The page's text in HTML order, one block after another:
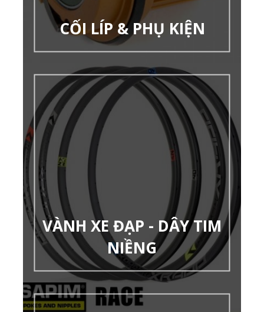
CỐI LÍP & PHỤ KIỆN
VÀNH XE ĐẠP - DÂY TIM
NIỀNG